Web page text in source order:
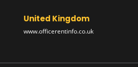
United Kingdom
www.officerentinfo.co.uk